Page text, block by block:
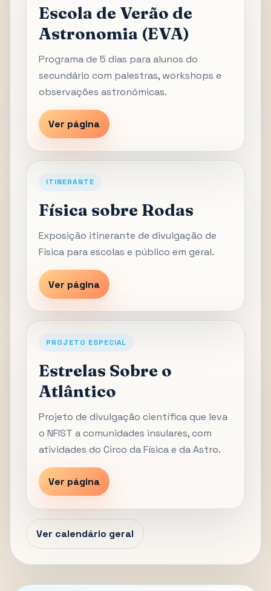
Escola de Verão de
Astronomia (EVA)
Programa de 5 dias para alunos do
secundário com palestras, workshops e
observações astronómicas.
Ver página
ITINERANTE
Física sobre Rodas
Exposição itinerante de divulgação de
Física para escolas e público em geral.
Ver página
PROJETO ESPECIAL
Estrelas Sobre o
Atlântico
Projeto de divulgação científica que leva
o NFIST a comunidades insulares, com
atividades do Circo da Física e da Astro.
Ver página
Ver calendário geral